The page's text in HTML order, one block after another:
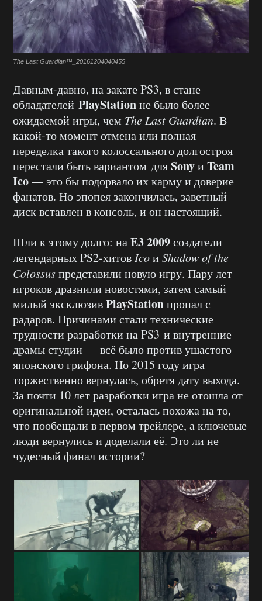
The Last Guardian™_20161204040455
Давным-давно, на закате PS3, в стане
обладателей PlayStationне было более
ожидаемой игры, чем The Last Guardian. В
какой-то момент отмена или полная
переделка такого колоссального долгостроя
перестали быть вариантом дляSonyи Team
Ico— это бы подорвало их карму и доверие
фанатов. Но эпопея закончилась, заветный
диск вставлен в консоль, и он настоящий.
Шли к этому долго: наE3 2009создатели
легендарных PS2-хитов Icoи Shadow of the
Colossusпредставили новую игру. Пару лет
игроков дразнили новостями, затем самый
милый эксклюзивPlayStationпропал с
радаров. Причинами стали технические
трудности разработки на PS3 и внутренние
драмы студии — всё было против ушастого
японского грифона. Но 2015 году игра
торжественно вернулась, обретя дату выхода.
За почти 10 лет разработки игра не отошла от
оригинальной идеи, осталась похожа на то,
что пообещали в первом трейлере, а ключевые
люди вернулись и доделали её. Это ли не
чудесный финал истории?